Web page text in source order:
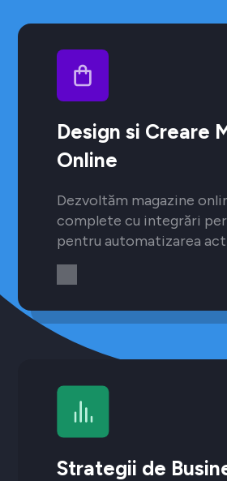
Design si Creare
Online
Dezvoltăm magazine
complete cu integrări
pentru automatizarea
Strategii de